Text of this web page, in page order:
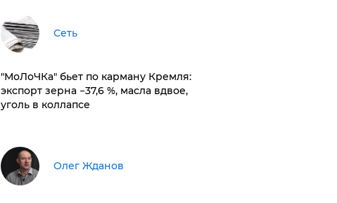
Сеть
​"МоЛоЧКа" бьет по карману Кремля:
экспорт зерна −37,6 %, масла вдвое,
уголь в коллапсе
Олег Жданов